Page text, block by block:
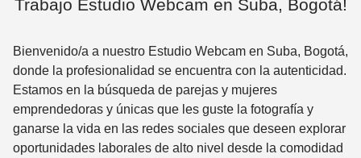
Trabajo Estudio Webcam en Suba, Bogotá!
Bienvenido/a a nuestro Estudio Webcam en Suba, Bogotá,
donde la profesionalidad se encuentra con la autenticidad.
Estamos en la búsqueda de parejas y mujeres
emprendedoras y únicas que les guste la fotografía y
ganarse la vida en las redes sociales que deseen explorar
oportunidades laborales de alto nivel desde la comodidad